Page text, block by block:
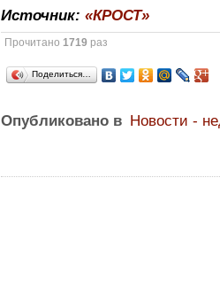
Источник:«КРОСТ»
Прочитано1719 раз
Поделиться…
Опубликовано в Новости -